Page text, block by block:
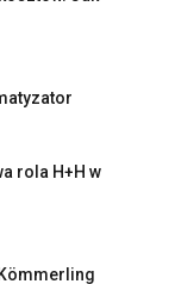
rola H+H w